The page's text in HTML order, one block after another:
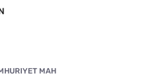
MAH